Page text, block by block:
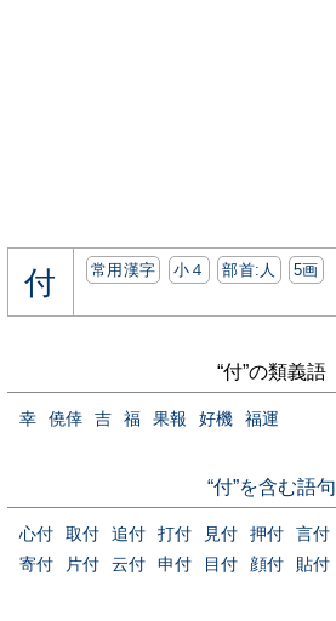
付 常用漢字 小４ 部首:⼈ 5画
“付”の類義語
幸 僥倖 吉 福 果報 好機 福運
“付”を含む語句
心付 取付 追付 打付 見付 押付 言付
寄付
片付 云付 申付 目付 顔付 貼付